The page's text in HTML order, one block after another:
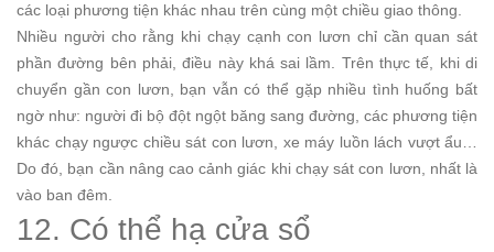
các loại phương tiện khác nhau trên cùng một chiều giao thông.
Nhiều người cho rằng khi chạy cạnh con lươn chỉ cần quan sát
phần đường bên phải, điều này khá sai lầm. Trên thực tế, khi di
chuyển gần con lươn, bạn vẫn có thể gặp nhiều tình huống bất
ngờ như: người đi bộ đột ngột băng sang đường, các phương tiện
khác chạy ngược chiều sát con lươn, xe máy luồn lách vượt ẩu…
Do đó, bạn cần nâng cao cảnh giác khi chạy sát con lươn, nhất là
vào ban đêm.
12. Có thể hạ cửa sổ